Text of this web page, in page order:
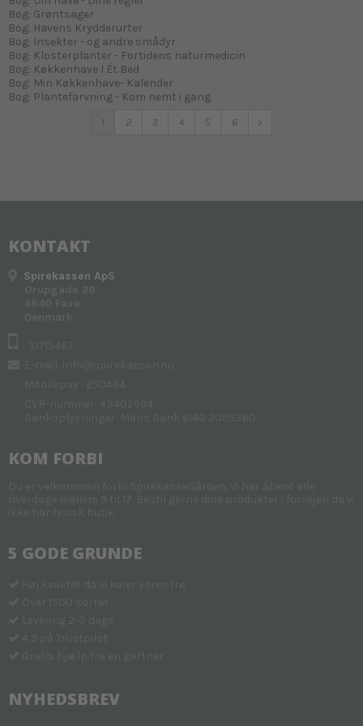
Bog: Grøntsager
Bog: Havens Krydderurter
Bog: Insekter - og andre smådyr
Bog: Klosterplanter - Fortidens naturmedicin
Bog: Køkkenhave I Ét Bed
Bog: Min Køkkenhave- Kalender
Bog: Plantefarvning - Kom nemt i gang
1 2 3 4 5 6
KONTAKT
Spirekassen ApS
KOM FORBI
5 GODE GRUNDE
NYHEDSBREV